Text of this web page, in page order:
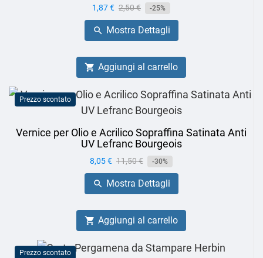
Prezzo
1,87 € Prezzo
base
2,50 € -25%
 Mostra Dettagli
 Aggiungi al carrello
Prezzo scontato
Vernice per Olio e Acrilico Sopraffina Satinata Anti
UV Lefranc Bourgeois
Prezzo
8,05 € Prezzo
base
11,50 € -30%
 Mostra Dettagli
 Aggiungi al carrello
Prezzo scontato